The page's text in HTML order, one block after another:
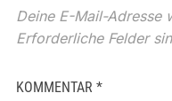
Deine E-Mail-Adresse
Erforderliche Felder
KOMMENTAR *